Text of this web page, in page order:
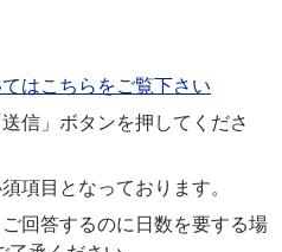
はこちらをご覧下さい
信」ボタンを押してくださ
項目となっております。
回答するのに日数を要する場